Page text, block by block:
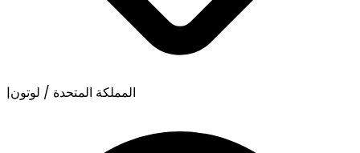
المملكة المتحدة / لوتون|